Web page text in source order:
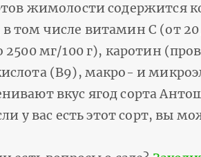
жимолости содержится
том числе витамин С (от 20
2500 мг/100 г), каротин
(В9), макро- и
вкус ягод сорта
у вас есть этот сорт, вы